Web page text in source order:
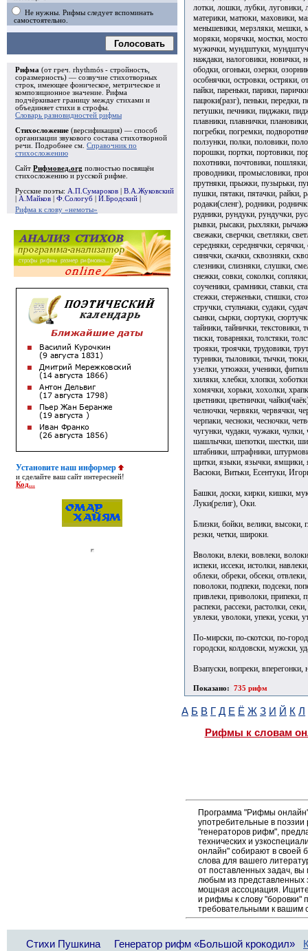
Не нужны. Рифмы следует вспоминать
самостоятельно.
Голосовать
Рифма (от греч. rhythmós - стройность,
соразмерность) — созвучие стихотворных
строк, имеющее фоническое, метрическое и
композиционное значение. Рифма
подчёркивает границу между стихами и
объединяет стихи в строфы
Словарь разновидностей рифмы
Стихосложение (версификация) — способ
организации звукового состава стихотворной
речи. Подробнее см. Справочник по
стихосложению
Сайт Рифмовед.org полностью посвящён
стихосложению и русской рифме.
Русские поэты: А.П.Сумароков
В.А.Жуковский
А.Майков Ф.Сологуб И.Бродский
Рифма к слову «немоты»
Установите наш информер
и сделайте ваш сайт интересней!
Код...
лотки, лошки, лубки, луговики,
материки, матюки, маховики,
меньшевики, мерзляки, мешки,
моряки, морячки, мостки,
мужички, мундштуки,
наждаки, налоговики, новички,
ободки, огоньки, озерки,
особнячки, островки, остряки,
пайки, пареньки, парики,
пацюки(разг), пеньки, передки,
петушки, печники, пиджаки,
плавники, плавнички,
погребки, погремки,
ползунки, полки, половики,
порошки, портки, портовики,
похотники, почтовики,
проводники, промысловики,
прутняки, прыжки, пузырьки,
пушки, пятаки, пятачки, райки,
родаки(сленг), родники,
рудники, рундуки, рундучки,
рывки, рысаки, рыхляки,
свежаки, сверчки, светляки,
середняки, середнячки,
синячки, скачки, сквозняки,
слезники, слизняки, слушки,
снежки, совки, соколки,
соученики, срамники, ставки,
стежки, стерженьки, стишки,
стручки, стульчаки, судаки,
сынки, сырки, сюртуки,
тайники, тайнички, текстовики,
тиски, товарняки, толстяки,
трояки, троячки, трудовики,
турники, тыловики, тычки,
узелки, утюжки, ученики,
хиляки, хлебки, хлопки,
хомячки, хорьки, хохолки,
цветники, цветнички,
челночки, червяки, червячки,
черпаки, чесноки, чесночки,
чугунки, чудаки, чужаки,
шашлычки, шепотки, шестки,
штабники, штрафники,
щитки, языки, язычки, ямщики,
Васюки, Витьки, Есентуки,
Башки, доски, кирки, кишки,
Луки(религ), Оки.
Близки, бойки, велики, высоки,
резки, четки, широки.
Вволоки, влеки, вовлеки,
испеки, иссеки, истолки,
облеки, обреки, обсеки,
поволоки, подпеки, подсеки,
привлеки, приволоки, припеки,
распеки, рассеки, растолки,
увлеки, уволоки, упеки, усеки,
По-мирски, по-скотски, по-
городски, колдовски, мужски,
Взапуски, вопреки, вперегонки,
Показано: 735 рифм
А Б В Г Д Е Ё Ж З И Й К Л
Рифмы к словам
Программа "Рифмы
употребительные в
"генераторов рифм",
технических и
онлайн" собирают в своей
слова для вашего
от поставленных задач,
любым из
мощная ассоциация. Ищите
и рифмы к слову "боровки"
требовательными к вашим
Стихи Пушкина Генератор рифм «Большой крокодил»